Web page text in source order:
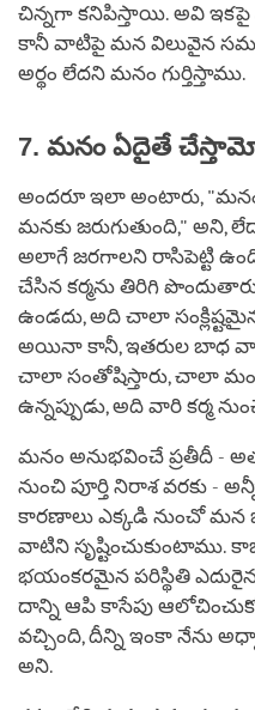
చిన్నగా కనిపిస్తాయి. అవి ఇకపై
కానీ వాటిపై మన విలువైన
అర్థం లేదని మనం గుర్తిస్తాము.
7. మనం ఏదైతే చేస్తామో
అందరూ ఇలా అంటారు,
మనకు జరుగుతుంది," అని,
అలాగే జరగాలని రాసిపెట్టి
చేసిన కర్మను తిరిగి
ఉండదు, అది చాలా
అయినా కానీ, ఇతరుల బాధ వారి
చాలా సంతోషిస్తారు, చాలా మంది
ఉన్నప్పుడు, అది వారి కర్మ
మనం అనుభవించే ప్రతీదీ -
నుంచి పూర్తి నిరాశ వరకు -
కారణాలు ఎక్కడి నుంచో
వాటిని సృష్టించుకుంటాము.
భయంకరమైన పరిస్థితి
దాన్ని ఆపి కాసేపు
వచ్చింది, దీన్ని ఇంకా నేను
అని.